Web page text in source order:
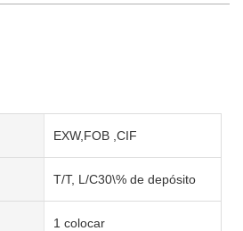
EXW,FOB ,CIF
T/T, L/C30\% de depósito
1 colocar